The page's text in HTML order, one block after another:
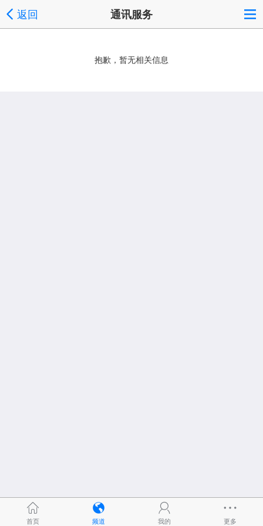
返回 通讯服务
抱歉，暂无相关信息
首页 频道 我的 更多